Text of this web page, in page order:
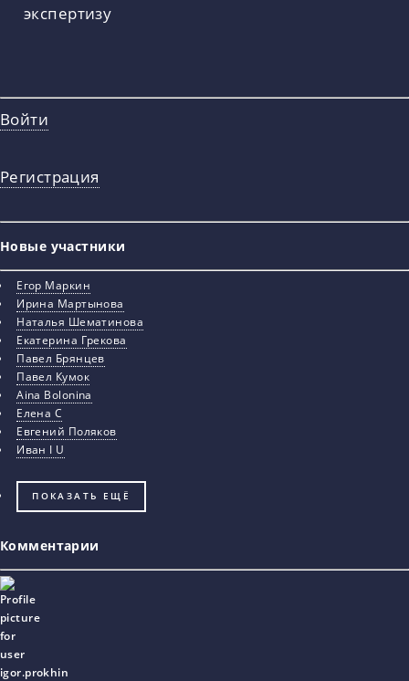
экспертизу
Войти
Регистрация
Новые участники
Егор Маркин
Ирина Мартынова
Наталья Шематинова
Екатерина Грекова
Павел Брянцев
Павел Кумок
Aina Bolonina
Елена С
Евгений Поляков
Иван I U
ПОКАЗАТЬ ЕЩЁ
Комментарии